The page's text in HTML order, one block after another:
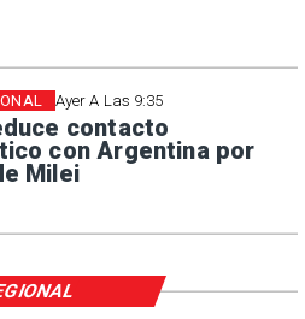
Ayer A Las 9:35
contacto
con Argentina por
Milei